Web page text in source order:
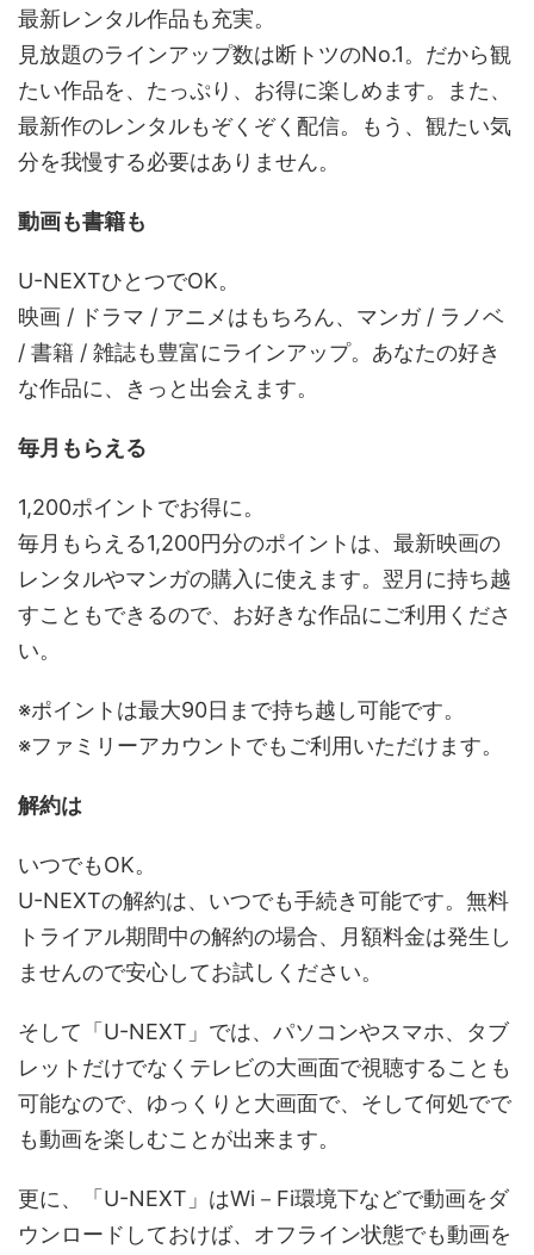
最新レンタル作品も充実。
見放題のラインアップ数は断トツのNo.1。だから観
たい作品を、たっぷり、お得に楽しめます。また、
最新作のレンタルもぞくぞく配信。もう、観たい気
分を我慢する必要はありません。
動画も書籍も
U-NEXTひとつでOK。
映画 / ドラマ / アニメはもちろん、マンガ / ラノベ
/ 書籍 / 雑誌も豊富にラインアップ。あなたの好き
な作品に、きっと出会えます。
毎月もらえる
1,200ポイントでお得に。
毎月もらえる1,200円分のポイントは、最新映画の
レンタルやマンガの購入に使えます。翌月に持ち越
すこともできるので、お好きな作品にご利用くださ
い。
※ポイントは最大90日まで持ち越し可能です。
※ファミリーアカウントでもご利用いただけます。
解約は
いつでもOK。
U-NEXTの解約は、いつでも手続き可能です。無料
トライアル期間中の解約の場合、月額料金は発生し
ませんので安心してお試しください。
そして「U-NEXT」では、パソコンやスマホ、タブ
レットだけでなくテレビの大画面で視聴することも
可能なので、ゆっくりと大画面で、そして何処でで
も動画を楽しむことが出来ます。
更に、「U-NEXT」はWi－Fi環境下などで動画をダ
ウンロードしておけば、オフライン状態でも動画を